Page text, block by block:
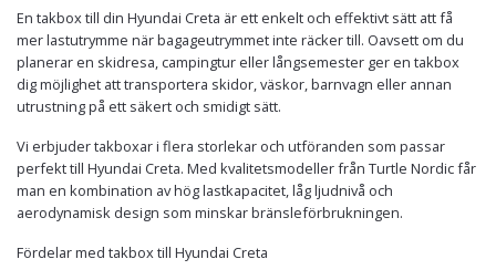
En takbox till din Hyundai Creta är ett enkelt och effektivt sätt att få
mer lastutrymme när bagageutrymmet inte räcker till. Oavsett om du
planerar en skidresa, campingtur eller långsemester ger en takbox
dig möjlighet att transportera skidor, väskor, barnvagn eller annan
utrustning på ett säkert och smidigt sätt.
Vi erbjuder takboxar i flera storlekar och utföranden som passar
perfekt till Hyundai Creta. Med kvalitetsmodeller från Turtle Nordic får
man en kombination av hög lastkapacitet, låg ljudnivå och
aerodynamisk design som minskar bränsleförbrukningen.
Fördelar med takbox till Hyundai Creta